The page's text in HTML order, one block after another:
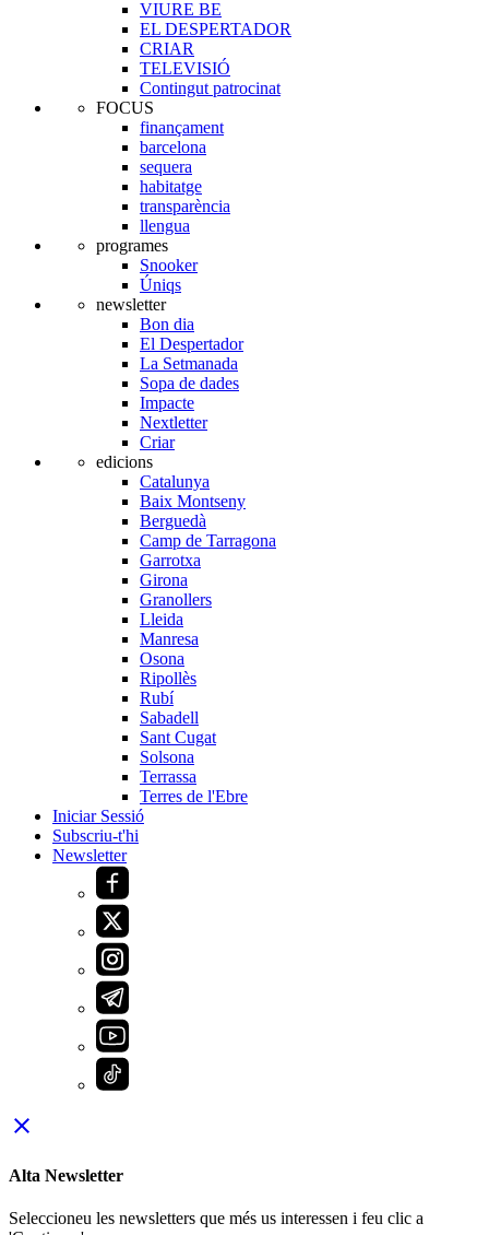
VIURE BE
EL DESPERTADOR
CRIAR
TELEVISIÓ
Contingut patrocinat
FOCUS
finançament
barcelona
sequera
habitatge
transparència
llengua
programes
Snooker
Úniqs
newsletter
Bon dia
El Despertador
La Setmanada
Sopa de dades
Impacte
Nextletter
Criar
edicions
Catalunya
Baix Montseny
Berguedà
Camp de Tarragona
Garrotxa
Girona
Granollers
Lleida
Manresa
Osona
Ripollès
Rubí
Sabadell
Sant Cugat
Solsona
Terrassa
Terres de l'Ebre
Iniciar Sessió
Subscriu-t'hi
Newsletter
close
Alta Newsletter
Seleccioneu les newsletters que més us interessen i feu clic a